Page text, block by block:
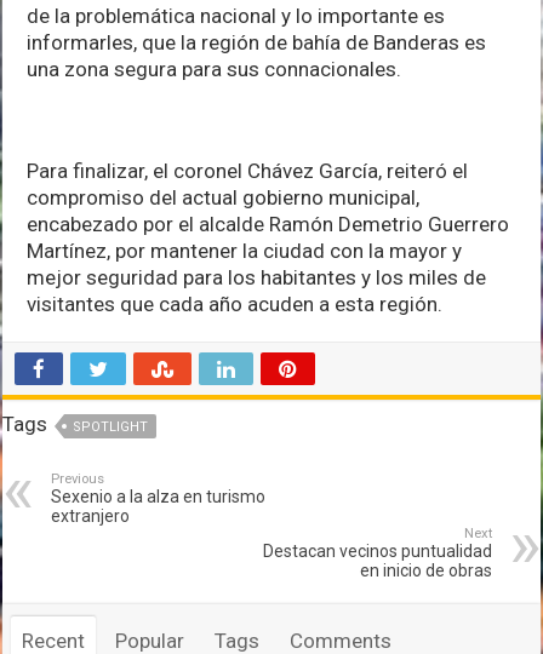
de la problemática nacional y lo importante es
informarles, que la región de bahía de Banderas es
una zona segura para sus connacionales.
Para finalizar, el coronel Chávez García, reiteró el
compromiso del actual gobierno municipal,
encabezado por el alcalde Ramón Demetrio Guerrero
Martínez, por mantener la ciudad con la mayor y
mejor seguridad para los habitantes y los miles de
visitantes que cada año acuden a esta región.
Tags SPOTLIGHT
Previous
Sexenio a la alza en turismo
extranjero
Next
Destacan vecinos puntualidad
en inicio de obras
Recent Popular Tags Comments